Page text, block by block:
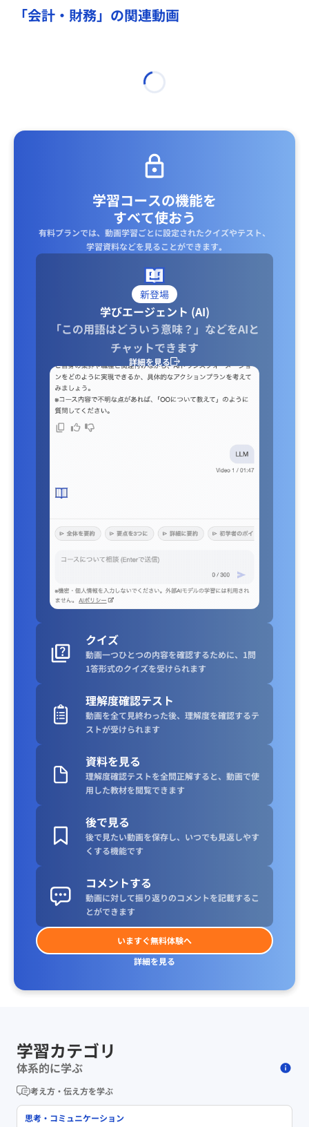
「会計・財務」の関連動画
学習コースの機能を
すべて使おう
有料プランでは、動画学習ごとに設定されたクイズやテスト、
学習資料などを見ることができます｡
新登場
学びエージェント (AI)
「この用語はどういう意味？」などをAIと
チャットできます
詳細を見る
クイズ
動画一つひとつの内容を確認するために、1問
1答形式のクイズを受けられます
理解度確認テスト
動画を全て見終わった後、理解度を確認するテ
ストが受けられます
資料を見る
理解度確認テストを全問正解すると、動画で使
用した教材を閲覧できます
後で見る
後で見たい動画を保存し、いつでも見返しやす
くする機能です
コメントする
動画に対して振り返りのコメントを記載するこ
とができます
いますぐ無料体験へ
詳細を見る
学習カテゴリ
体系的に学ぶ
考え方・伝え方を学ぶ
思考・コミュニケーション